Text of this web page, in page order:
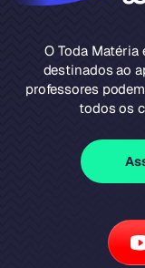
O Toda
destinados ao
professores
todos os